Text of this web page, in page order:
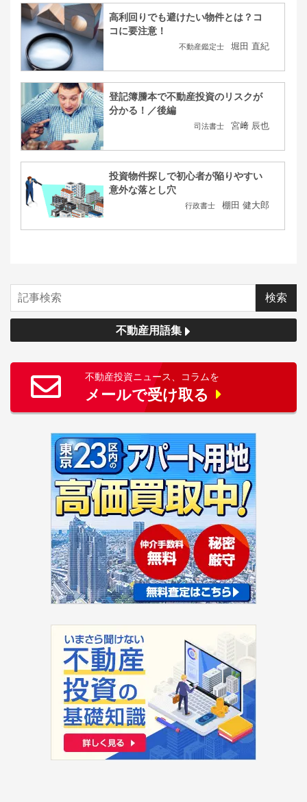
高利回りでも避けたい物件とは？コ
コに要注意！
不動産鑑定士 堀田 直紀
登記簿謄本で不動産投資のリスクが
分かる！／後編
司法書士 宮﨑 辰也
投資物件探しで初心者が陥りやすい
意外な落とし穴
行政書士 棚田 健大郎
不動産用語集
不動産投資ニュース、コラムを
メールで受け取る